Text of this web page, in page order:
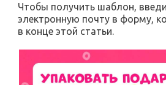
Чтобы получить шаблон,
электронную почту в форму,
в конце этой статьи.